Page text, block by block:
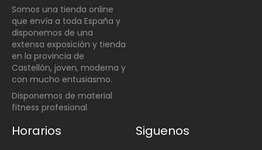
Somos una tienda online
que envía a toda España y
disponemos de una
extensa exposición y tienda
en la provincia de
Castellón, joven, moderna y
con mucho entusiasmo.
Disponemos de material
fitness profesional.
Horarios Siguenos